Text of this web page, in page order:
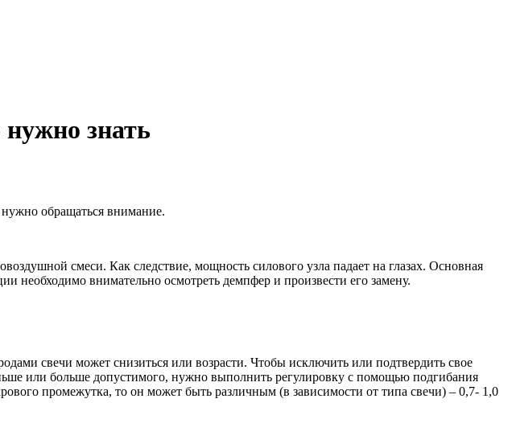
нужно знать
обращаться внимание.
смеси. Как следствие, мощность силового узла падает на глазах. Основная
необходимо внимательно осмотреть демпфер и произвести его замену.
свечи может снизиться или возрасти. Чтобы исключить или подтвердить свое
или больше допустимого, нужно выполнить регулировку с помощью подгибания
промежутка, то он может быть различным (в зависимости от типа свечи) – 0,7- 1,0